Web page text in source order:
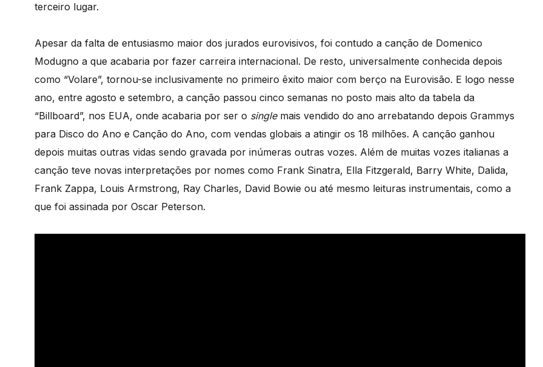
terceiro lugar.
Apesar da falta de entusiasmo maior dos jurados eurovisivos, foi contudo a canção de Domenico
Modugno a que acabaria por fazer carreira internacional. De resto, universalmente conhecida depois
como “Volare”, tornou-se inclusivamente no primeiro êxito maior com berço na Eurovisão. E logo nesse
ano, entre agosto e setembro, a canção passou cinco semanas no posto mais alto da tabela da
“Billboard”, nos EUA, onde acabaria por ser o singlemais vendido do ano arrebatando depois Grammys
para Disco do Ano e Canção do Ano, com vendas globais a atingir os 18 milhões. A canção ganhou
depois muitas outras vidas sendo gravada por inúmeras outras vozes. Além de muitas vozes italianas a
canção teve novas interpretações por nomes como Frank Sinatra, Ella Fitzgerald, Barry White, Dalida,
Frank Zappa, Louis Armstrong, Ray Charles, David Bowie ou até mesmo leituras instrumentais, como a
que foi assinada por Oscar Peterson.